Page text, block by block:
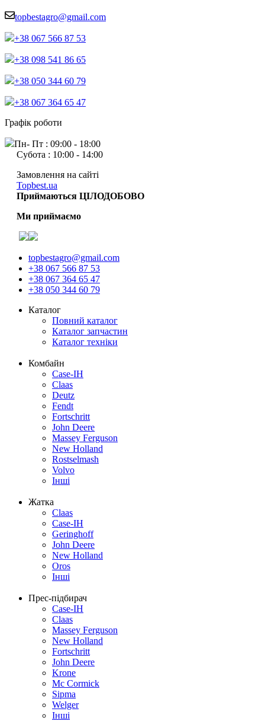
topbestagro@gmail.com
+38 067 566 87 53
+38 098 541 86 65
+38 050 344 60 79
+38 067 364 65 47
Графік роботи
Пн- Пт : 09:00 - 18:00
Субота : 10:00 - 14:00
Замовлення на сайті
Topbest.ua
Приймаються ЦІЛОДОБОВО
Ми приймаємо
topbestagro@gmail.com
+38 067 566 87 53
+38 067 364 65 47
+38 050 344 60 79
Каталог
Повний каталог
Каталог запчастин
Каталог техніки
Комбайн
Case-IH
Claas
Deutz
Fendt
Fortschritt
John Deere
Massey Ferguson
New Holland
Rostselmash
Volvo
Інші
Жатка
Claas
Case-IH
Geringhoff
John Deere
New Holland
Oros
Інші
Прес-підбирач
Case-IH
Claas
Massey Ferguson
New Holland
Fortschritt
John Deere
Krone
Mc Cormick
Sipma
Welger
Інші